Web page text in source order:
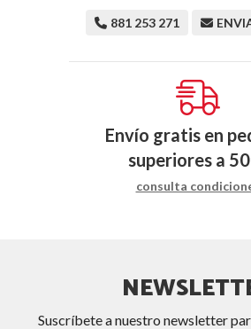
881 253 271
Envío gratis en
superiores a 50
consulta
Suscríbete a nuestro newsletter